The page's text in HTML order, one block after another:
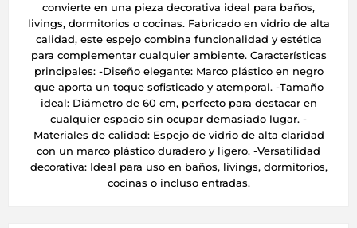
convierte en una pieza decorativa ideal para baños,
livings, dormitorios o cocinas. Fabricado en vidrio de alta
calidad, este espejo combina funcionalidad y estética
para complementar cualquier ambiente. Características
principales: -Diseño elegante: Marco plástico en negro
que aporta un toque sofisticado y atemporal. -Tamaño
ideal: Diámetro de 60 cm, perfecto para destacar en
cualquier espacio sin ocupar demasiado lugar. -
Materiales de calidad: Espejo de vidrio de alta claridad
con un marco plástico duradero y ligero. -Versatilidad
decorativa: Ideal para uso en baños, livings, dormitorios,
cocinas o incluso entradas.